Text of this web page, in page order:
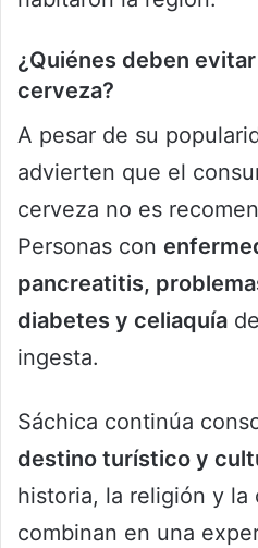
¿Quiénes deben
cerveza?
A pesar de su
advierten que el
cerveza no es
Personas con
pancreatitis,
diabetes y celiaquía
ingesta.
Sáchica continúa
destino turístico y
historia, la religión y la
combinan en una